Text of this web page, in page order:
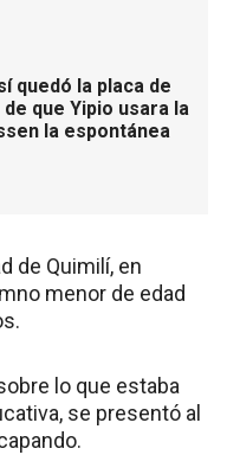
quedó la placa de
que Yipio usara la
la espontánea
de Quimilí, en
menor de edad
lo que estaba
se presentó al